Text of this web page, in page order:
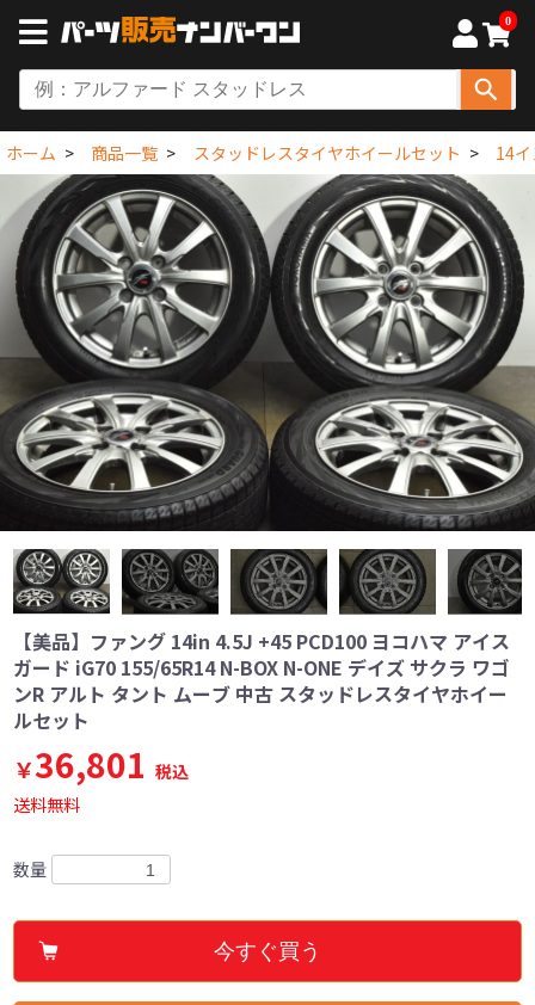
0
ホーム 商品一覧 スタッドレスタイヤホイールセット 14
【美品】ファング 14in 4.5J +45 PCD100 ヨコハマ アイス
ガード iG70 155/65R14 N-BOX N-ONE デイズ サクラ ワゴ
ンR アルト タント ムーブ 中古 スタッドレスタイヤホイー
ルセット
￥36,801 税込
送料無料
数量
今すぐ買う